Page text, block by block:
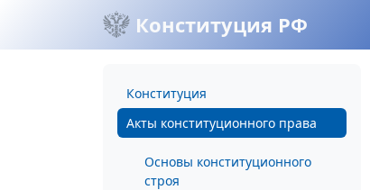
Конституция РФ
Конституция
Акты конституционного права
Основы конституционного
строя